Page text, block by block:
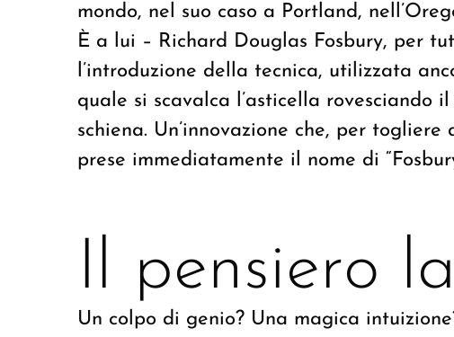
mondo, nel suo caso a Portland,
È a lui – Richard Douglas Fosbury, per
l’introduzione della tecnica, utilizzata
quale si scavalca l’asticella rovesciando
schiena. Un’innovazione che, per
prese immediatamente il nome di
Il pensiero
Un colpo di genio? Una magica